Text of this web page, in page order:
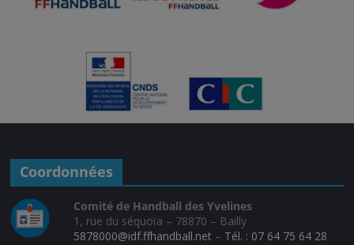
Coordonnées
Comité de Handball des Yvelines
1, rue du séquoïa – 78870 – Bailly
5878000@idf.ffhandball.net – Tél. : 07 64 75 64 28